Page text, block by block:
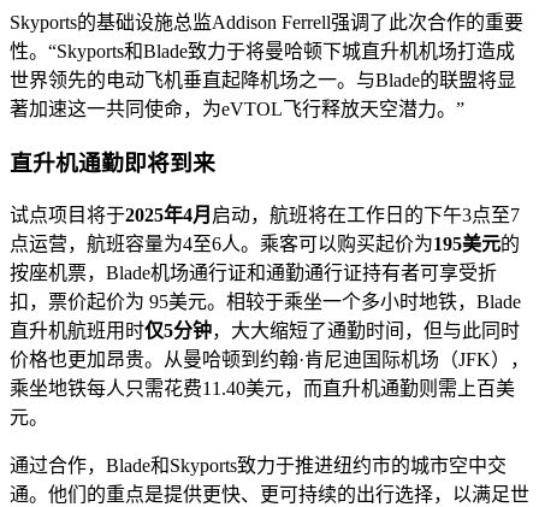
Skyports的基础设施总监Addison Ferrell强调了此次合作的重要
性。“Skyports和Blade致力于将曼哈顿下城直升机机场打造成
世界领先的电动飞机垂直起降机场之一。与Blade的联盟将显
著加速这一共同使命，为eVTOL飞行释放天空潜力。”
直升机通勤即将到来
试点项目将于2025年4月 启动，航班将在工作日的下午3点至7
点运营，航班容量为4至6人。乘客可以购买起价为195美元的
按座机票，Blade机场通行证和通勤通行证持有者可享受折
扣，票价起价为 95美元。相较于乘坐一个多小时地铁，Blade
直升机航班用时仅5分钟，大大缩短了通勤时间，但与此同时
价格也更加昂贵。从曼哈顿到约翰·肯尼迪国际机场（JFK），
乘坐地铁每人只需花费11.40美元，而直升机通勤则需上百美
元。
通过合作，Blade和Skyports致力于推进纽约市的城市空中交
通。他们的重点是提供更快、更可持续的出行选择，以满足世